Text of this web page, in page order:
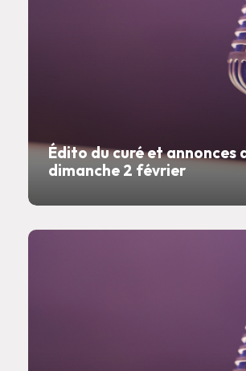
Édito du curé et annonces
dimanche 2 février